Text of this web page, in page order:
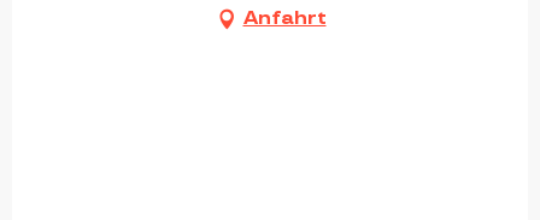
Anfahrt